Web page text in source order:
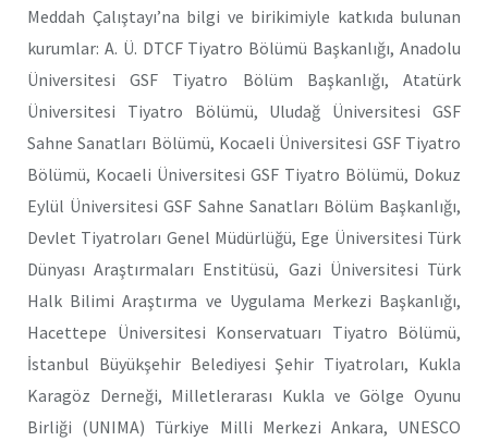
Meddah Çalıştayı’na bilgi ve birikimiyle katkıda bulunan
kurumlar: A. Ü. DTCF Tiyatro Bölümü Başkanlığı, Anadolu
Üniversitesi GSF Tiyatro Bölüm Başkanlığı, Atatürk
Üniversitesi Tiyatro Bölümü, Uludağ Üniversitesi GSF
Sahne Sanatları Bölümü, Kocaeli Üniversitesi GSF Tiyatro
Bölümü, Kocaeli Üniversitesi GSF Tiyatro Bölümü, Dokuz
Eylül Üniversitesi GSF Sahne Sanatları Bölüm Başkanlığı,
Devlet Tiyatroları Genel Müdürlüğü, Ege Üniversitesi Türk
Dünyası Araştırmaları Enstitüsü, Gazi Üniversitesi Türk
Halk Bilimi Araştırma ve Uygulama Merkezi Başkanlığı,
Hacettepe Üniversitesi Konservatuarı Tiyatro Bölümü,
İstanbul Büyükşehir Belediyesi Şehir Tiyatroları, Kukla
Karagöz Derneği, Milletlerarası Kukla ve Gölge Oyunu
Birliği (UNIMA) Türkiye Milli Merkezi Ankara, UNESCO